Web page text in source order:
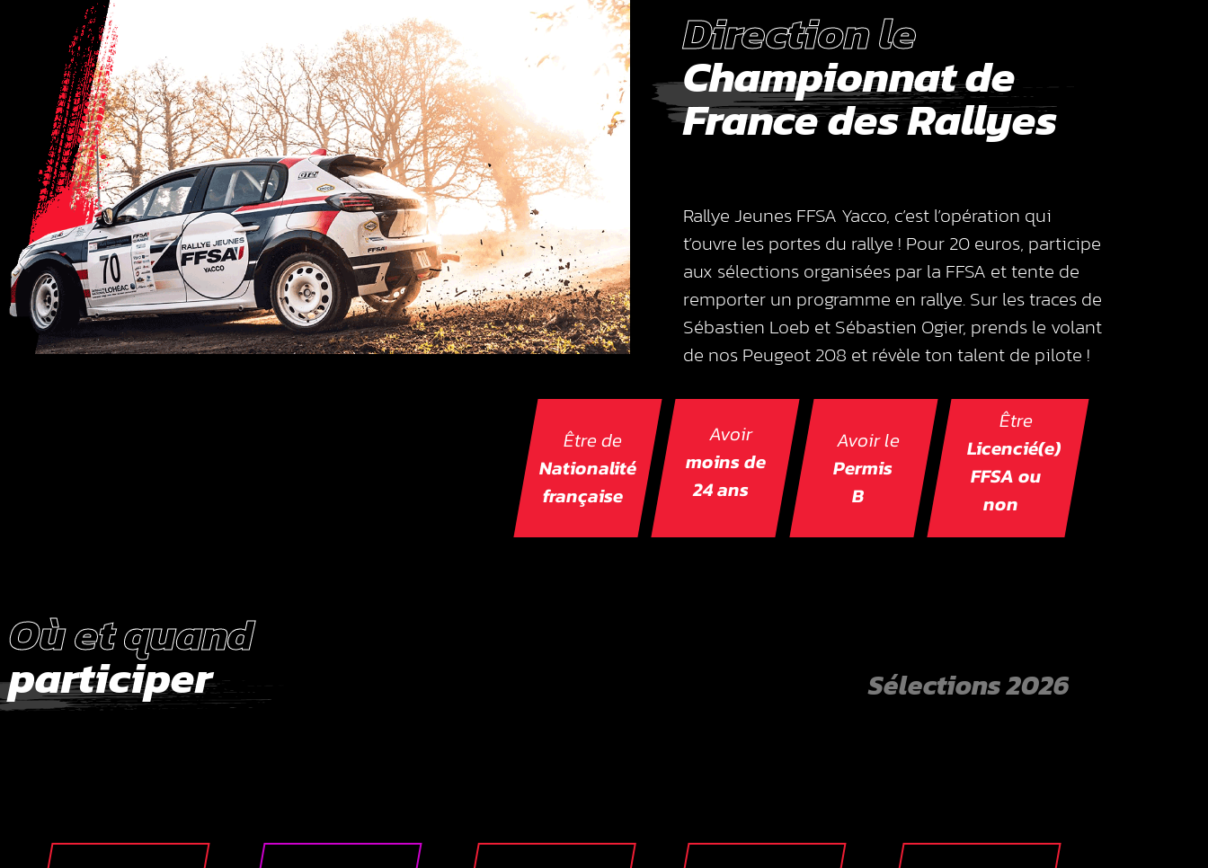
Direction le
Championnat de
France des Rallyes
Rallye Jeunes FFSA Yacco, c’est l’opération qui
t’ouvre les portes du rallye ! Pour 20 euros, participe
aux sélections organisées par la FFSA et tente de
remporter un programme en rallye. Sur les traces de
Sébastien Loeb et Sébastien Ogier, prends le volant
de nos Peugeot 208 et révèle ton talent de pilote !
Être de
Nationalité
française
Avoir
moins de
24 ans
Avoir le
Permis
B
Être
Licencié(e)
FFSA ou
non
Où et quand
participer Sélections 2026